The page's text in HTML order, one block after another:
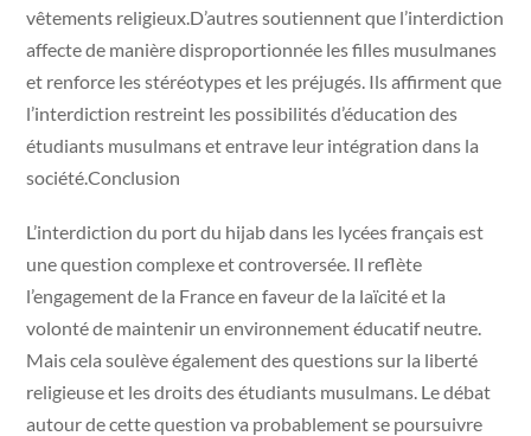
vêtements religieux.D’autres soutiennent que l’interdiction
affecte de manière disproportionnée les filles musulmanes
et renforce les stéréotypes et les préjugés. Ils affirment que
l’interdiction restreint les possibilités d’éducation des
étudiants musulmans et entrave leur intégration dans la
société.Conclusion
L’interdiction du port du hijab dans les lycées français est
une question complexe et controversée. Il reflète
l’engagement de la France en faveur de la laïcité et la
volonté de maintenir un environnement éducatif neutre.
Mais cela soulève également des questions sur la liberté
religieuse et les droits des étudiants musulmans. Le débat
autour de cette question va probablement se poursuivre